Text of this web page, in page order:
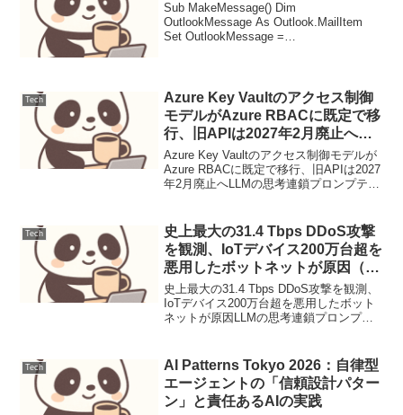
Sub MakeMessage() Dim
OutlookMessage As Outlook.MailItem
Set OutlookMessage =
Tech
Azure Key Vaultのアクセス制御
モデルがAzure RBACに既定で移
行、旧APIは2027年2月廃止へ
（運用連絡）
Azure Key Vaultのアクセス制御モデルが
Azure RBACに既定で移行、旧APIは2027
年2月廃止へLLMの思考連鎖プロンプティ
問い合わせ対応を自...
Tech
史上最大の31.4 Tbps DDoS攻撃
を観測、IoTデバイス200万台超を
悪用したボットネットが原因（運
用連絡）
史上最大の31.4 Tbps DDoS攻撃を観測、
IoTデバイス200万台超を悪用したボット
ネットが原因LLMの思考連鎖プロンプテ
の問い合わせ対応を自動化するLL...
Tech
AI Patterns Tokyo 2026：自律型
エージェントの「信頼設計パター
ン」と責任あるAIの実践